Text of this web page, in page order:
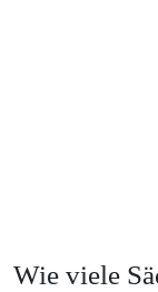
Wie viele